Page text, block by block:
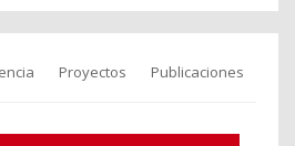
Proyectos Publicaciones